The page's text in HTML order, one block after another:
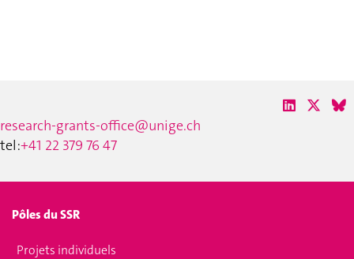
research-grants-office@unige.ch
tel:+41 22 379 76 47
Pôles du SSR
Projets individuels